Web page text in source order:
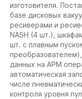
изготовителя.
базе дисковых
ресиверами и
NASH (4 шт.),
шт. с плавным
данных на АРМ
автоматическая
числе
контроля уровня